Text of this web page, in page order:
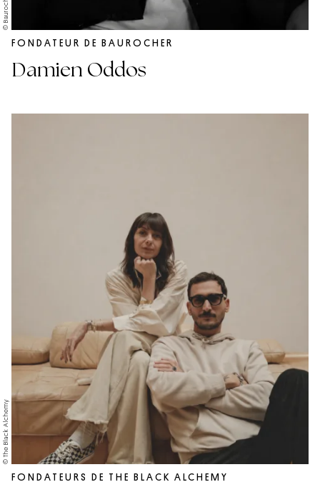
© Baurocher
FONDATEUR DE BAUROCHER
Damien Oddos
© The Black Alchemy
FONDATEURS DE THE BLACK ALCHEMY